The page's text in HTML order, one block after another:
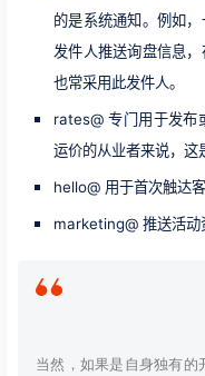
的是系统通知。例如
发件人推送询盘信息
也常采用此发件人。
rates@ 专门用于发布
运价的从业者来说，这
hello@ 用于首次触达
marketing@ 推送活动
当然，如果是自身独有的